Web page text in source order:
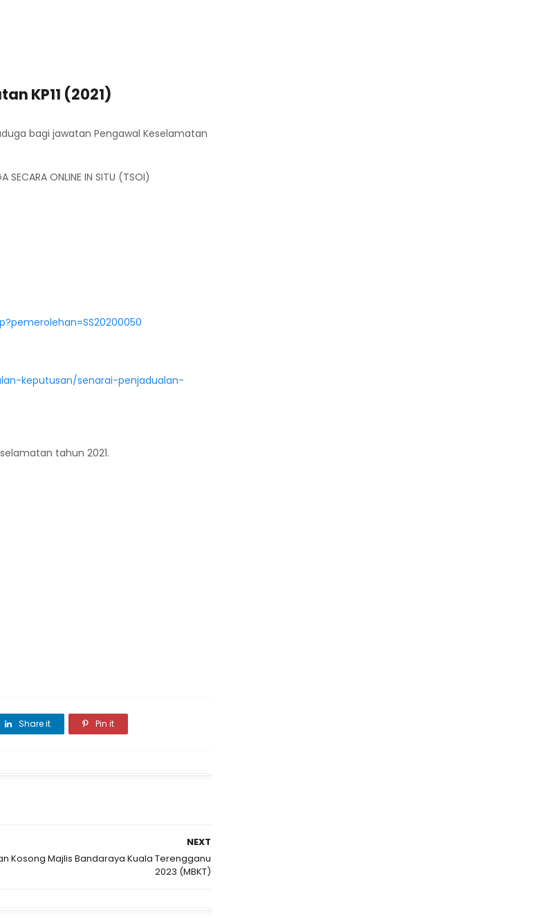
KP11 (2021)
bagi jawatan Pengawal Keselamatan
SECARA ONLINE IN SITU (TSOI)
keputusan/senarai-penjadualan-
tahun 2021.
Share it Pin it
NEXT
Kosong Majlis Bandaraya Kuala Terengganu
2023 (MBKT)